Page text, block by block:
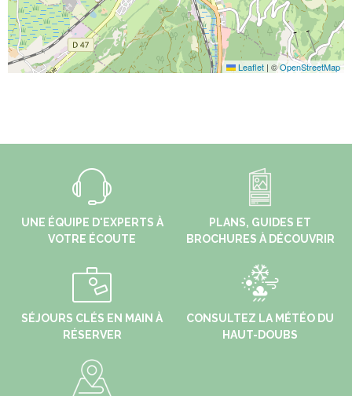
Leaflet | ©OpenStreetMap
UNE ÉQUIPE D'EXPERTS À
VOTRE ÉCOUTE
PLANS, GUIDES ET
BROCHURES À DÉCOUVRIR
SÉJOURS CLÉS EN MAIN À
RÉSERVER
CONSULTEZ LA MÉTÉO DU
HAUT-DOUBS